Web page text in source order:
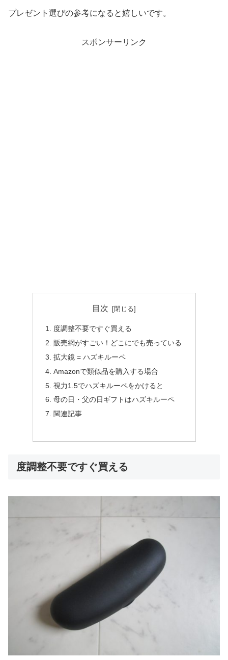
プレゼント選びの参考になると嬉しいです。
スポンサーリンク
目次
度調整不要ですぐ買える
販売網がすごい！どこにでも売っている
拡大鏡 = ハズキルーペ
Amazonで類似品を購入する場合
視力1.5でハズキルーペをかけると
母の日・父の日ギフトはハズキルーペ
関連記事
度調整不要ですぐ買える